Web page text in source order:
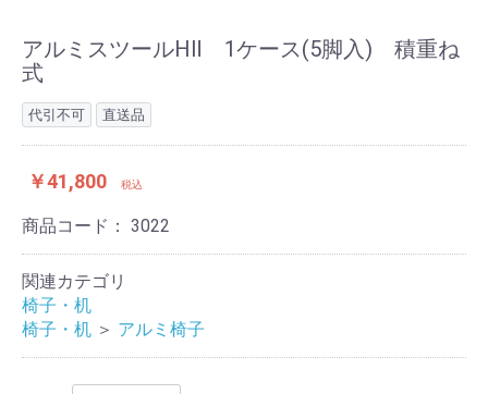
アルミスツールHⅡ 1ケース(5脚入) 積重ね
式
代引不可 直送品
￥41,800 税込
商品コード： 3022
関連カテゴリ
椅子・机
椅子・机 ＞ アルミ椅子